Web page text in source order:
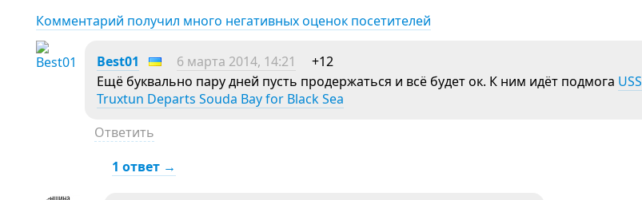
Комментарий получил много негативных оценок посетителей
Best01 6 марта 2014, 14:21
+12
Ещё буквально пару дней пусть продержаться и всё будет ок. К ним идёт подмога USS
Truxtun Departs Souda Bay for Black Sea
Ответить
1 ответ →